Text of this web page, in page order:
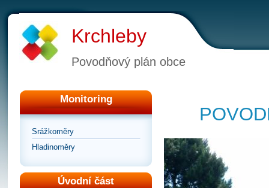
Krchleby
Povodňový plán obce
Monitoring
Srážkoměry
Hladinoměry
Úvodní část